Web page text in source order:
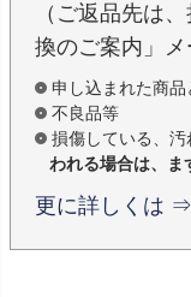
（ご返品先は
換のご案内」メ
申し込まれた商
不良品等
損傷している、汚
われる場合は、ま
更に詳しくは ⇒